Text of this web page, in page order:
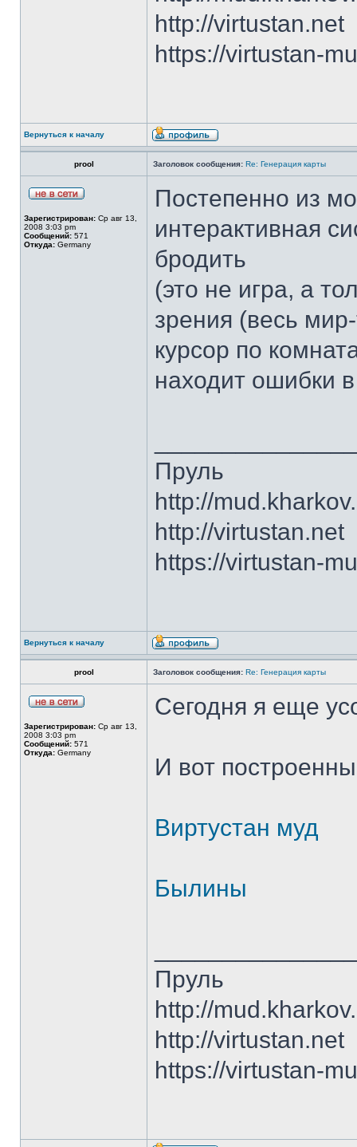
http://virtustan.net
https://virtustan-
Вернуться к началу
prool Заголовок сообщения: Re: Генерация карты
Зарегистрирован: Ср авг 13,
2008 3:03 pm
Сообщений: 571
Откуда: Germany
Постепенно из
интерактивная
бродить
(это не игра, а
зрения (весь
курсор по
находит ошибки
Пруль
http://
http://virtustan.net
https://virtustan-
Вернуться к началу
prool Заголовок сообщения: Re: Генерация карты
Зарегистрирован: Ср авг 13,
2008 3:03 pm
Сообщений: 571
Откуда: Germany
Сегодня я еще
И вот
Виртустан муд
Былины
Пруль
http://
http://virtustan.net
https://virtustan-